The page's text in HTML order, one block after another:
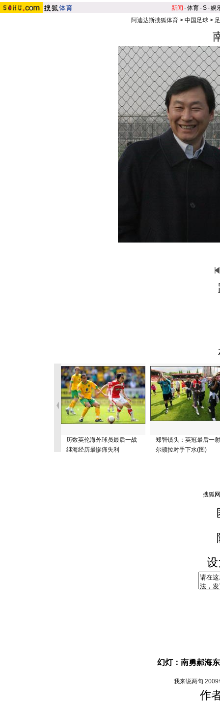
新闻 -体育-S-娱
阿迪达斯搜狐体育> 中国足球>
历数英伦海外球员最后一战
继海经历最惨痛失利
郑智镜头：英冠最后一
尔顿拉对手下水(图)
幻灯：南勇郝海
我来说两句 2009
作